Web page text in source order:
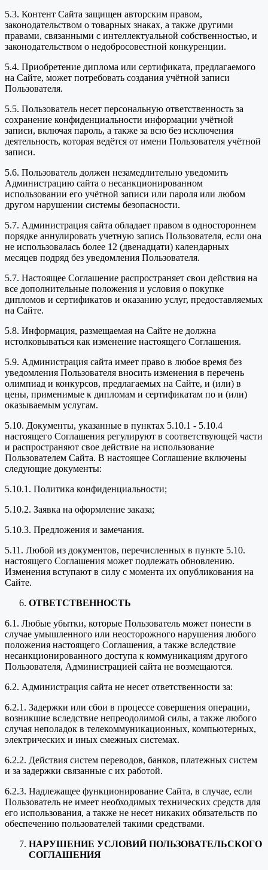
5.3. Контент Сайта защищен авторским правом,
законодательством о товарных знаках, а также другими
правами, связанными с интеллектуальной собственностью, и
законодательством о недобросовестной конкуренции.
5.4. Приобретение диплома или сертификата, предлагаемого
на Сайте, может потребовать создания учётной записи
Пользователя.
5.5. Пользователь несет персональную ответственность за
сохранение конфиденциальности информации учётной
записи, включая пароль, а также за всю без исключения
деятельность, которая ведётся от имени Пользователя учётной
записи.
5.6. Пользователь должен незамедлительно уведомить
Администрацию сайта о несанкционированном
использовании его учётной записи или пароля или любом
другом нарушении системы безопасности.
5.7. Администрация сайта обладает правом в одностороннем
порядке аннулировать учетную запись Пользователя, если она
не использовалась более 12 (двенадцати) календарных
месяцев подряд без уведомления Пользователя.
5.7. Настоящее Соглашение распространяет свои действия на
все дополнительные положения и условия о покупке
дипломов и сертификатов и оказанию услуг, предоставляемых
на Сайте.
5.8. Информация, размещаемая на Сайте не должна
истолковываться как изменение настоящего Соглашения.
5.9. Администрация сайта имеет право в любое время без
уведомления Пользователя вносить изменения в перечень
олимпиад и конкурсов, предлагаемых на Сайте, и (или) в
цены, применимые к дипломам и сертификатам по и (или)
оказываемым услугам.
5.10. Документы, указанные в пунктах 5.10.1 - 5.10.4
настоящего Соглашения регулируют в соответствующей части
и распространяют свое действие на использование
Пользователем Сайта. В настоящее Соглашение включены
следующие документы:
5.10.1. Политика конфиденциальности;
5.10.2. Заявка на оформление заказа;
5.10.3. Предложения и замечания.
5.11. Любой из документов, перечисленных в пункте 5.10.
настоящего Соглашения может подлежать обновлению.
Изменения вступают в силу с момента их опубликования на
Сайте.
ОТВЕТСТВЕННОСТЬ
6.1. Любые убытки, которые Пользователь может понести в
случае умышленного или неосторожного нарушения любого
положения настоящего Соглашения, а также вследствие
несанкционированного доступа к коммуникациям другого
Пользователя, Администрацией сайта не возмещаются.
6.2. Администрация сайта не несет ответственности за:
6.2.1. Задержки или сбои в процессе совершения операции,
возникшие вследствие непреодолимой силы, а также любого
случая неполадок в телекоммуникационных, компьютерных,
электрических и иных смежных системах.
6.2.2. Действия систем переводов, банков, платежных систем
и за задержки связанные с их работой.
6.2.3. Надлежащее функционирование Сайта, в случае, если
Пользователь не имеет необходимых технических средств для
его использования, а также не несет никаких обязательств по
обеспечению пользователей такими средствами.
НАРУШЕНИЕ УСЛОВИЙ ПОЛЬЗОВАТЕЛЬСКОГО
СОГЛАШЕНИЯ